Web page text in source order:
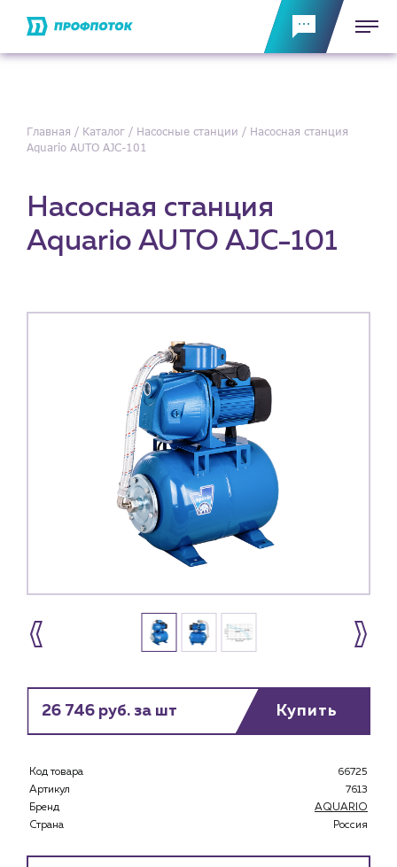
Главная Каталог Насосные станции
Насосная станция
Aquario AUTO AJC-101
Насосная станция
Aquario AUTO AJC-101
26 746 руб. за шт Купить
Код товара
66725
Артикул
7613
Бренд
AQUARIO
Страна
Россия